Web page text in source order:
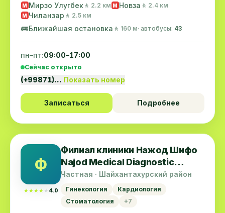
M Мирзо Улугбек 🚶 2.2 км M Новза 🚶 2.4 км
M Чиланзар 🚶 2.5 км
🚌Ближайшая остановка 🚶 160 м· автобусы: 43
пн–пт:09:00–17:00
Сейчас открыто
(+99871)… Показать номер
Записаться Подробнее
Ф
★★★★★
★★★★★ 4.0
Филиал клиники Нажод Шифо
Najod Medical Diagnostic
Center
Частная · Шайхантахурский район
Гинекология
Кардиология
Стоматология
+7